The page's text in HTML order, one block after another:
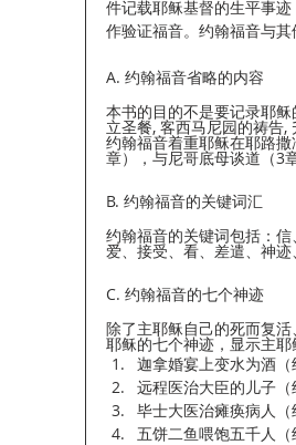
件记载耶稣基督的生平事
作验证福音。约翰福音与其
A. 约翰福音省略的内容
本书的目的不是要记录耶
立圣餐, 客西马尼园的祷告,
约翰福音着重耶稣在耶路
章），与尼哥底母谈道（3
B. 约翰福音的关键词汇
约翰福音的关键词包括：
爱、接受、看、差遣、神
C. 约翰福音的七个神迹
除了主耶稣自己的死而复
耶稣的七个神迹，显示主
迦拿婚宴上变水为酒（
远程医治大臣的儿子（
毕士大医治瘫痪病人（
五饼二鱼喂饱五千人（